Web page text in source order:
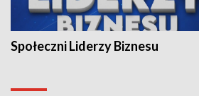
Społeczni Liderzy Biznesu